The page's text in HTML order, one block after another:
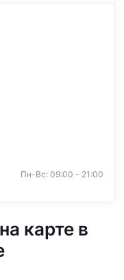
Пн-Вс: 09:00 - 21:00
карте в